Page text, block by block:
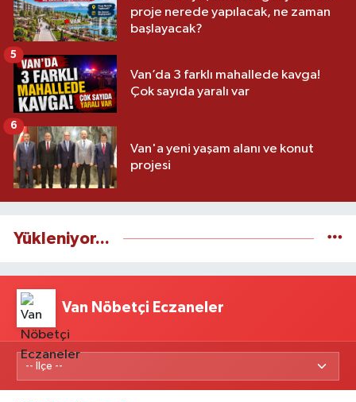
proje nerede yapılacak, ne zaman
başlayacak?
Van’da 3 farklı mahallede kavga!
Çok sayıda yaralı var
5
Van'a yeni yaşam alanı ve konut
projesi
6
Yükleniyor...
Van Nöbetçi Eczaneler